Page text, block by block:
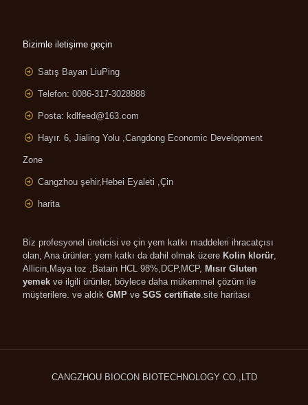
Bizimle iletişime geçin
Satış Bayan LiuPing
Telefon: 0086-317-3028888
Posta: kdlfeed@163.com
Hayır. 6, Jialing Yolu ,Cangdong Economic Development
Zone
Cangzhou şehir,Hebei Eyaleti ,Çin
harita
Biz profesyonel üreticisi ve çin yem katkı maddeleri ihracatçısı
olan, Ana ürünler: yem katkı da dahil olmak üzere Kolin klorür
Allicin,Maya toz ,
Batain HCL 98%,DCP,MCP, Mısır Gluten
yemek ve ilgili ürünler, böylece daha mükemmel çözüm ile
müşterilere. ve aldık GMP ve SGS certifiate site haritası
CANGZHOU BIOCON BIOTECHNOLOGY CO.,LTD